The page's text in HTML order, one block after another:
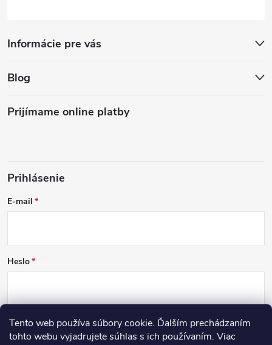
Tento web používa súbory cookie. Ďalším prechádzaním
tohto webu vyjadrujete súhlas s ich používaním. Viac
Informácie pre vás
Blog
Prijímame online platby
Prihlásenie
E-mail
Heslo
PRIHLÁSIŤ SA